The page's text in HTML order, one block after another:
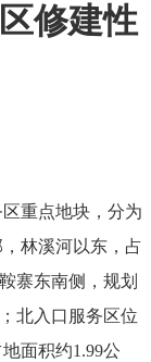
修建性
重点地块，分为
林溪河以东，占
寨东南侧，规划
北入口服务区位
面积约1.99公